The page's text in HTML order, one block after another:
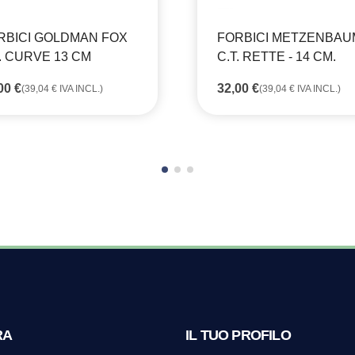
GOLDMAN FOX
CURVE 13 CM
€(39,04 € IVA INCL.)
FORBICI
C.T. RETTE - 14 CM.
32,00 €(39,04 € IVA INCL.)
IL TUO PROFILO